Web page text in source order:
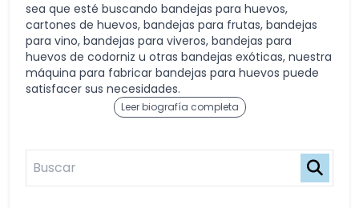
sea que esté buscando bandejas para huevos,
cartones de huevos, bandejas para frutas, bandejas
para vino, bandejas para viveros, bandejas para
huevos de codorniz u otras bandejas exóticas, nuestra
máquina para fabricar bandejas para huevos puede
satisfacer sus necesidades.
Leer biografía completa